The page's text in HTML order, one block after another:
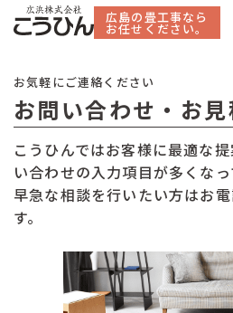
広島の畳工事なら
お任せください。
お気軽にご連絡ください
お問い合わせ・お見
こうひんではお客様に最適な
い合わせの入力項目が多くなっ
早急な相談を行いたい方はお
す。